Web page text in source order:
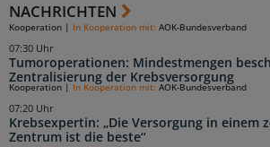
NACHRICHTEN
Tumoroperationen: Mindestmengen
Zentralisierung der Krebsversorgung
Kooperation In Kooperation mit: AOK-Bundesverband
07:30 Uhr
Krebsexpertin: „Die Versorgung in einem
Zentrum ist die beste“
Kooperation | In Kooperation mit: AOK-Bundesverband
07:20 Uhr